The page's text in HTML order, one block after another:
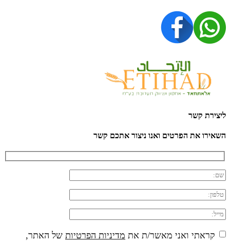
ליצירת קשר
השאירו את הפרטים ואנו ניצור אתכם קשר
קראתי ואני מאשר/ת את מדיניות הפרטיות של האתר,